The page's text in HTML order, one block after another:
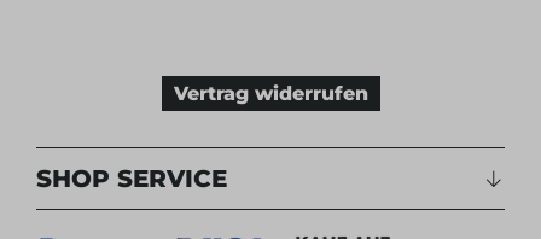
Vertrag widerrufen
SHOP SERVICE